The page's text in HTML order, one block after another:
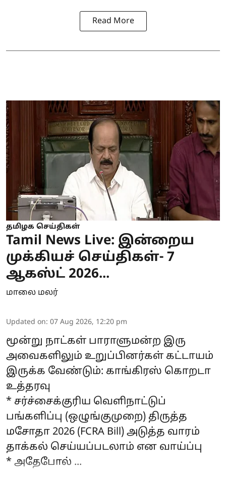
Read More
தமிழக செய்திகள்
Tamil News Live: இன்றைய
முக்கியச் செய்திகள்- 7
ஆகஸ்ட் 2026...
மாலை மலர்
Updated on: 07 Aug 2026, 12:20 pm
மூன்று நாட்கள் பாராளுமன்ற இரு
அவைகளிலும் உறுப்பினர்கள் கட்டாயம்
இருக்க வேண்டும்: காங்கிரஸ் கொறடா
உத்தரவு
* சர்ச்சைக்குரிய வெளிநாட்டுப்
பங்களிப்பு (ஒழுங்குமுறை) திருத்த
மசோதா 2026 (FCRA Bill) அடுத்த வாரம்
தாக்கல் செய்யப்படலாம் என வாய்ப்பு
* அதேபோல் ...